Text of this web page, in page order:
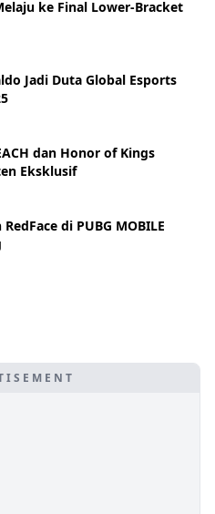
ke Final Lower-Bracket
Jadi Duta Global Esports
dan Honor of Kings
Eksklusif
di PUBG MOBILE